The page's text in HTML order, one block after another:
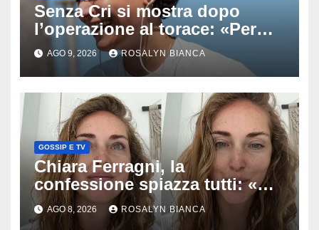
Senza Cri si mostra dopo
l’operazione al torace: «Per
anni mi sentivo in trappola», il
racconto sul difficile percorso
verso la serenità
AGO 9, 2026 ROSALYN BIANCA
GOSSIP E TV
Chiara Ferragni, la
confessione spiazza tutti: «Un
mio ex voleva che mi rifacessi
il seno». Poi svela i ritocchi di
AGO 8, 2026 ROSALYN BIANCA